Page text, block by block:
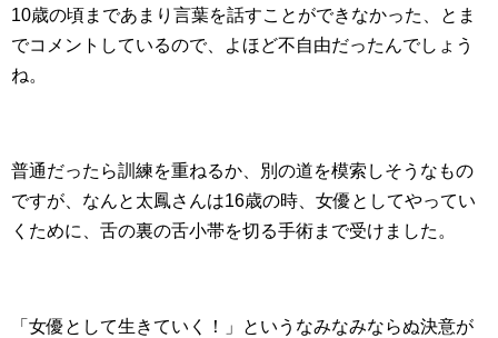
10歳の頃まであまり言葉を話すことができなかった、とま
でコメントしているので、よほど不自由だったんでしょう
ね。
普通だったら訓練を重ねるか、別の道を模索しそうなもの
ですが、なんと太鳳さんは16歳の時、女優としてやってい
くために、舌の裏の舌小帯を切る手術まで受けました。
「女優として生きていく！」というなみなみならぬ決意が